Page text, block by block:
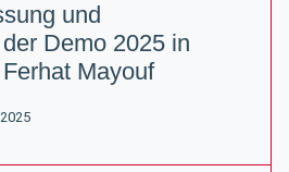
und
Demo 2025 in
Mayouf